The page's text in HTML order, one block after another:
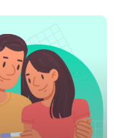
Gujarat that can